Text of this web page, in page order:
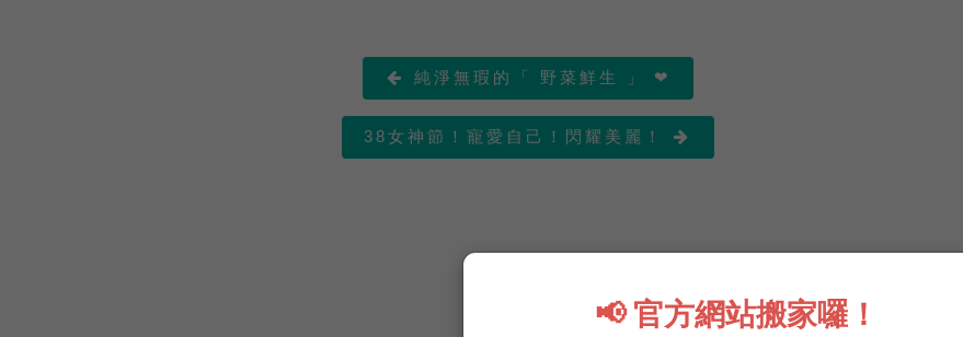
📢 官方網站搬家囉！
 純淨無瑕的「 野菜鮮生 」 ❤
38女神節！寵愛自己！閃耀美麗！ 